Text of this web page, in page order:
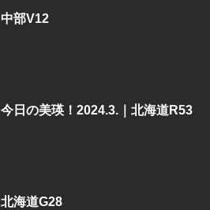
中部V12
今日の美瑛！2024.3.｜北海道R53
北海道G28